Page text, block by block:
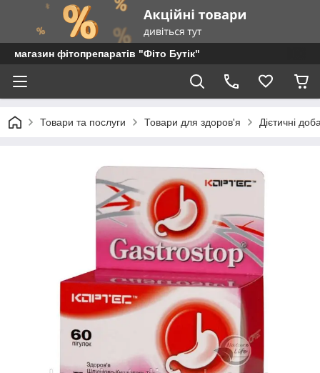
магазин фітопрепаратів "Фіто Бутік"
Товари та послуги Товари для здоров'я Дієтичні